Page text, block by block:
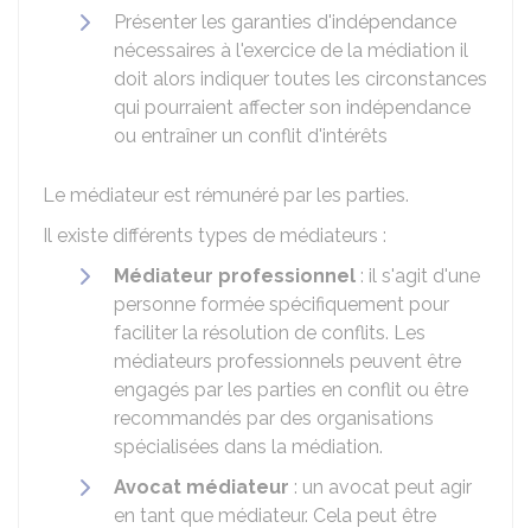
Présenter les garanties d'indépendance
nécessaires à l'exercice de la médiation il
doit alors indiquer toutes les circonstances
qui pourraient affecter son indépendance
ou entraîner un conflit d'intérêts
Le médiateur est rémunéré par les parties.
Il existe différents types de médiateurs :
Médiateur professionnel : il s'agit d'une
personne formée spécifiquement pour
faciliter la résolution de conflits. Les
médiateurs professionnels peuvent être
engagés par les parties en conflit ou être
recommandés par des organisations
spécialisées dans la médiation.
Avocat médiateur : un avocat peut agir
en tant que médiateur. Cela peut être